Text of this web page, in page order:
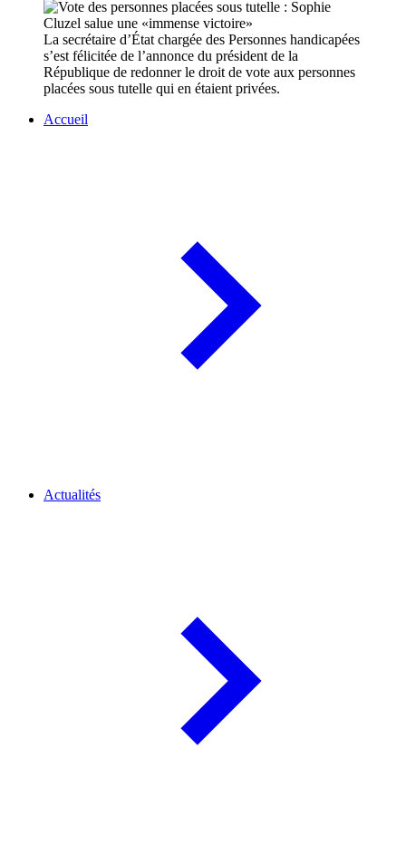
La secrétaire d’État chargée des Personnes handicapées
s’est félicitée de l’annonce du président de la
République de redonner le droit de vote aux personnes
placées sous tutelle qui en étaient privées.
Accueil
Actualités